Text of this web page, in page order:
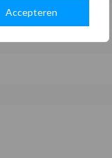
Accepteren